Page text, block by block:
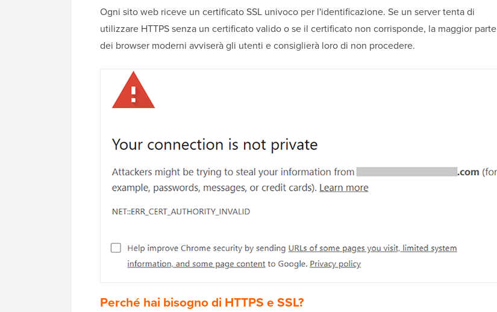
Ogni sito web riceve un certificato SSL univoco per l'identificazione. Se un server tenta di
utilizzare HTTPS senza un certificato valido o se il certificato non corrisponde, la maggior parte
dei browser moderni avviserà gli utenti e consiglierà loro di non procedere.
Perché hai bisogno di HTTPS e SSL?